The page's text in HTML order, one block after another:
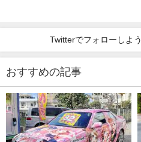
Twitterでフォローしよう
おすすめの記事